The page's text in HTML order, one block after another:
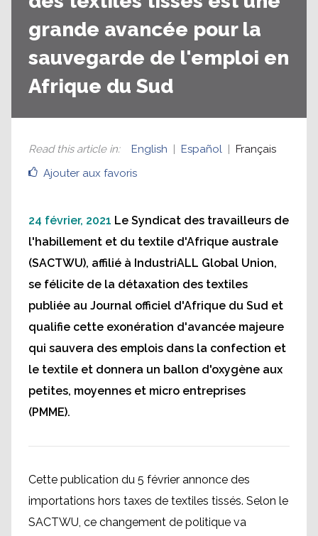
grande avancée pour la
sauvegarde de l'emploi en
Afrique du Sud
Ajouter aux favoris
Read this article in: English Español Français
24 février, 2021 Le Syndicat des travailleurs de
l'habillement et du textile d'Afrique australe
(SACTWU), affilié à IndustriALL Global Union,
se félicite de la détaxation des textiles
publiée au Journal officiel d'Afrique du Sud et
qualifie cette exonération d'avancée majeure
qui sauvera des emplois dans la confection et
le textile et donnera un ballon d'oxygène aux
petites, moyennes et micro entreprises
(PMME).
Cette publication du 5 février annonce des
importations hors taxes de textiles tissés. Selon le
SACTWU, ce changement de politique va